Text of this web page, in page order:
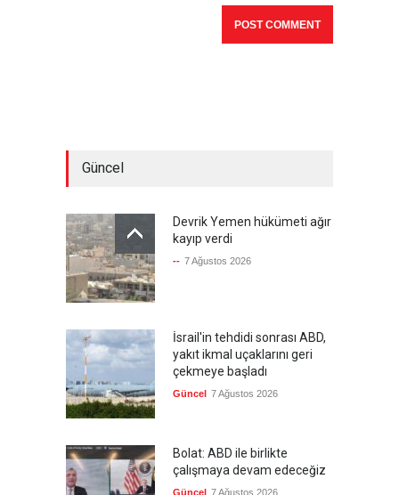
Güncel
Devrik Yemen hükümeti ağır
kayıp verdi
-- 7 Ağustos 2026
İsrail'in tehdidi sonrası ABD,
yakıt ikmal uçaklarını geri
çekmeye başladı
Güncel 7 Ağustos 2026
Bolat: ABD ile birlikte
çalışmaya devam edeceğiz
Güncel 7 Ağustos 2026